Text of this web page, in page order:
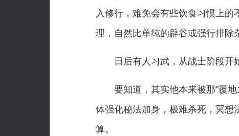
入修行，难免会有些饮食习惯上
理，自然比单纯的辟谷或强行排除
日后有人习武，从战士阶段开始
要知道，其实他本来被那“覆地
体强化秘法加身，极难杀死，冥
算。